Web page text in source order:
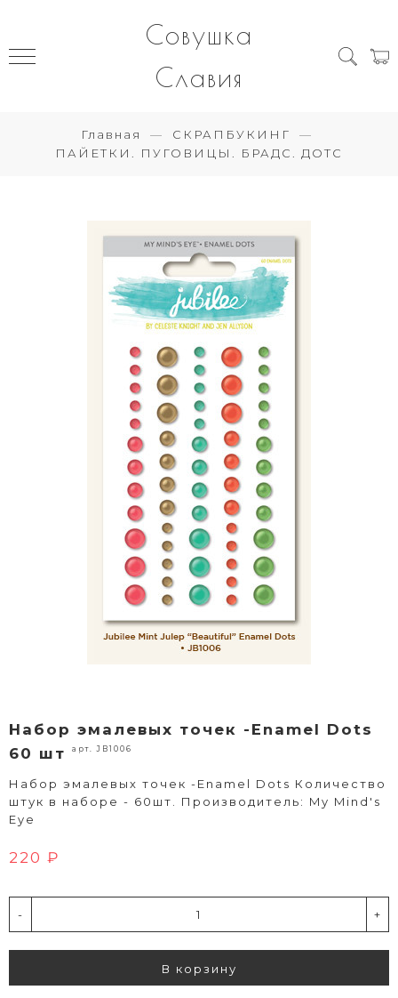
Совушка
Славия
Главная
СКРАПБУКИНГ
ПАЙЕТКИ. ПУГОВИЦЫ. БРАДС. ДОТС
Набор эмалевых точек -Enamel Dots
60 шт
арт. JB1006
Набор эмалевых точек -Enamel Dots Количество
штук в наборе - 60шт. Производитель: My Mind's
Eye
220 ₽
- +
В корзину